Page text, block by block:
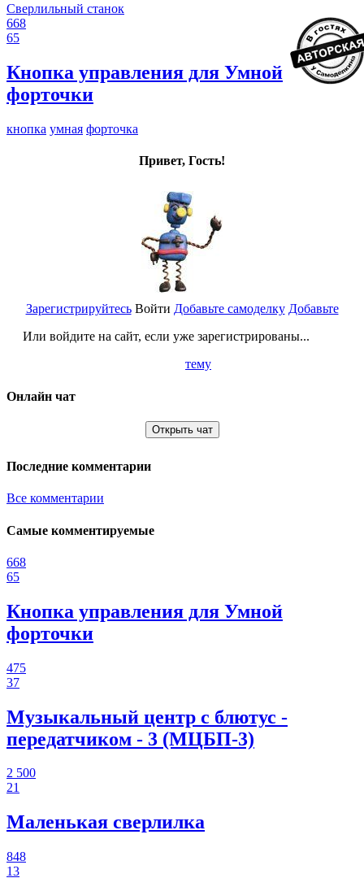
Сверлильный станок
668
65
Кнопка управления для Умной
форточки
кнопка умная форточка
Привет, Гость!
Зарегистрируйтесь
Или войдите на сайт, если уже зарегистрированы...
Войти Добавьте самоделку Добавьте
тему
Онлайн чат
Открыть чат
Последние комментарии
Все комментарии
Самые комментируемые
668
65
Кнопка управления для Умной
форточки
475
37
Музыкальный центр с блютус -
передатчиком - 3 (МЦБП-3)
2 500
21
Маленькая сверлилка
848
13